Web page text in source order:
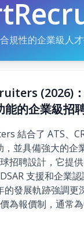
規性的企業級人
(2026)
能的企業級招
結合了 ATS、
，並具備強大的企
招聘設計，它提
支援和企業認
的發展軌跡強調更
為報價制，通常